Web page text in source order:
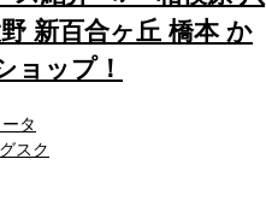
新百合ヶ丘 橋本 か
ョップ！
タ
スク